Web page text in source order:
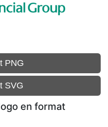
PNG
SVG
en format